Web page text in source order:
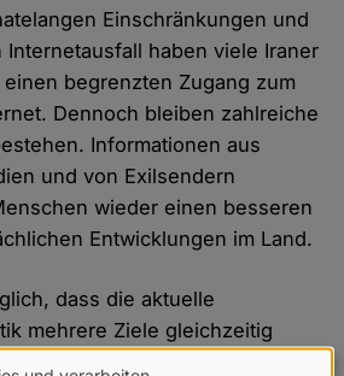
Einschränkungen und
haben viele Iraner
begrenzten Zugang zum
Dennoch bleiben zahlreiche
Informationen aus
und von Exilsendern
wieder einen besseren
Entwicklungen im Land.
dass die aktuelle
mehrere Ziele gleichzeitig